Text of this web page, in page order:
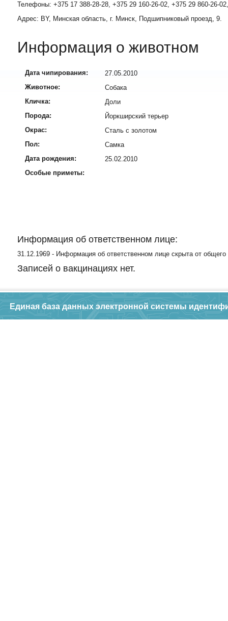
Телефоны: +375 17 388-28-28, +375 29 160-26-02, +375 29 860-26-
Адрес: BY, Минская область, г. Минск, Подшипниковый проезд, 9.
Информация о животном
Дата чипирования:
27.05.2010
Животное:
Собака
Кличка:
Доли
Порода:
Йоркширский терьер
Окрас:
Сталь с золотом
Пол:
Самка
Дата рождения:
25.02.2010
Особые приметы:
Информация об ответственном лице:
31.12.1969 - Информация об ответственном лице скрыта от общего
Записей о вакцинациях нет.
Единая база данных электронной системы